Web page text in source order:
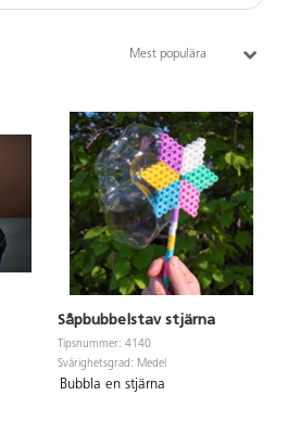
Mest populära
Såpbubbelstav stjärna
Tipsnummer: 4140
Svårighetsgrad: Medel
Bubbla en stjärna